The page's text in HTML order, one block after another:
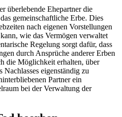
überlebende Ehepartner die
gemeinschaftliche Erbe. Dies
nach eigenen Vorstellungen
wie das Vermögen verwaltet
Regelung sorgt dafür, dass
durch Ansprüche anderer Erben
die Möglichkeit erhalten, über
Nachlasses eigenständig zu
Partner ein
bei der Verwaltung der